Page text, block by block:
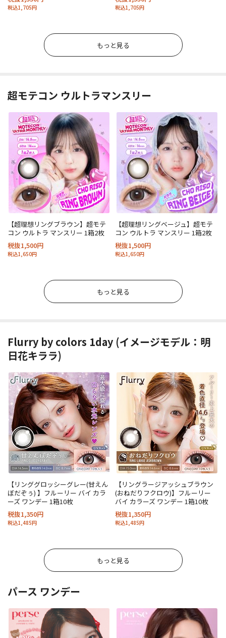
税込1,705円 税込1,705円
もっと見る
超モテコン ウルトラマンスリー
【超理想リングブラウン】超モテ
コン ウルトラ マンスリー 1箱2枚
税抜1,500円
税込1,650円
【超理想リングベージュ】超モテ
コン ウルトラ マンスリー 1箱2枚
税抜1,500円
税込1,650円
もっと見る
Flurry by colors 1day (イメージモデル：明
日花キララ)
【リンググロッシーグレー(甘えん
ぼだぞぅ) 】フルーリー バイ カラ
ーズ ワンデー 1箱10枚
税抜1,350円
税込1,485円
【リングラージアッシュブラウン
(おねだりフクロウ)】フルーリー
バイ カラーズ ワンデー 1箱10枚
税抜1,350円
税込1,485円
もっと見る
パース ワンデー